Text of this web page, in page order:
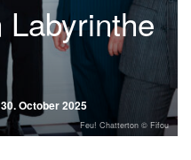
30. October 2025
Feu! Chatterton © Fifou